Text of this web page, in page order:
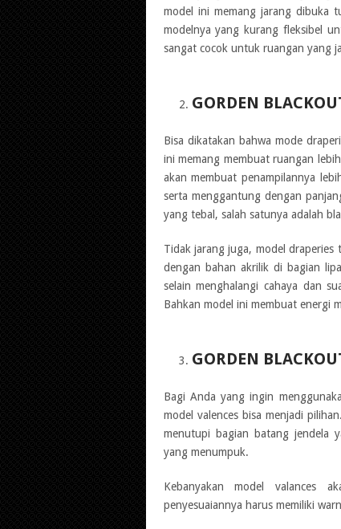
model ini memang jarang dibuka
modelnya yang kurang fleksibel
sangat cocok untuk ruangan yang
GORDEN
Bisa dikatakan bahwa mode
ini memang membuat ruangan
akan membuat penampilannya
serta menggantung dengan
yang tebal, salah satunya adalah
Tidak jarang juga, model
dengan bahan akrilik di bagian
selain menghalangi cahaya dan
Bahkan model ini membuat energi
GORDEN
Bagi Anda yang ingin
model valences bisa menjadi
menutupi bagian batang jendela
yang menumpuk.
Kebanyakan model valances
penyesuaiannya harus memiliki